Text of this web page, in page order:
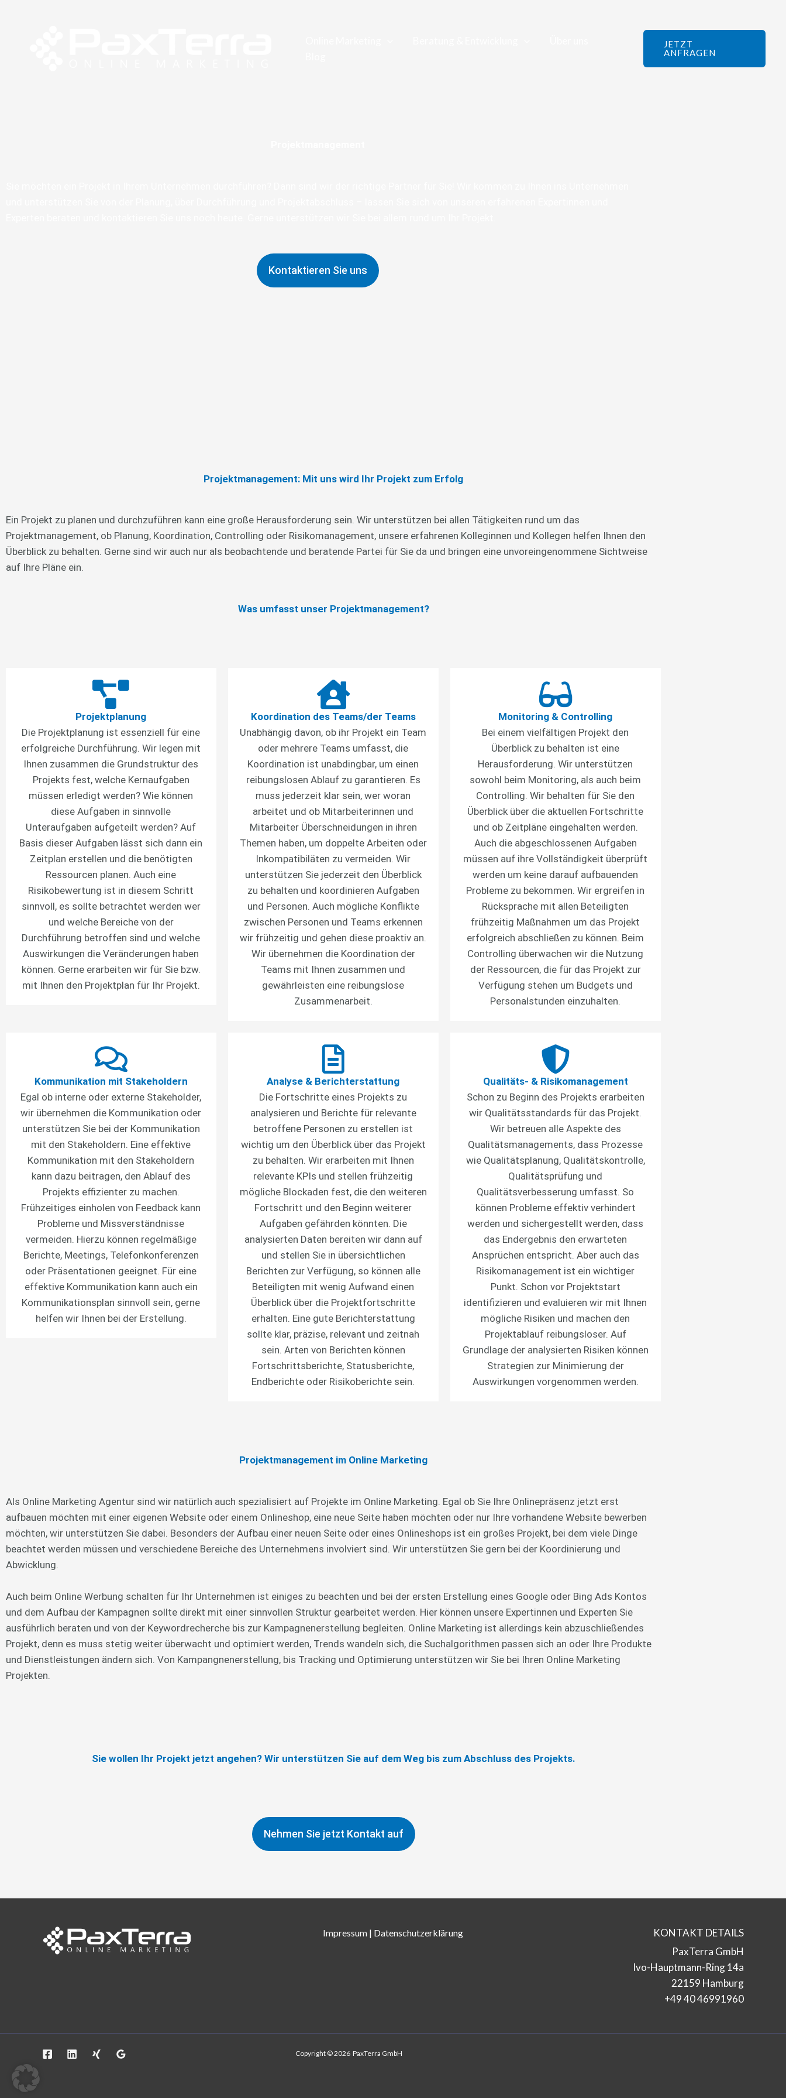
JETZT
ANFRAGEN
Kontaktieren Sie uns
Projektmanagement: Mit uns wird Ihr Projekt zum Erfolg
Ein Projekt zu planen und durchzuführen kann eine große Herausforderung sein. Wir unterstützen bei allen Tätigkeiten rund um das
Projektmanagement, ob Planung, Koordination, Controlling oder Risikomanagement, unsere erfahrenen Kolleginnen und Kollegen helfen Ihnen den
Überblick zu behalten. Gerne sind wir auch nur als beobachtende und beratende Partei für Sie da und bringen eine unvoreingenommene Sichtweise
auf Ihre Pläne ein.
Was umfasst unser Projektmanagement?
Projektplanung
Die Projektplanung ist essenziell für eine
erfolgreiche Durchführung. Wir legen mit
Ihnen zusammen die Grundstruktur des
Projekts fest, welche Kernaufgaben
müssen erledigt werden? Wie können
diese Aufgaben in sinnvolle
Unteraufgaben aufgeteilt werden? Auf
Basis dieser Aufgaben lässt sich dann ein
Zeitplan erstellen und die benötigten
Ressourcen planen. Auch eine
Risikobewertung ist in diesem Schritt
sinnvoll, es sollte betrachtet werden wer
und welche Bereiche von der
Durchführung betroffen sind und welche
Auswirkungen die Veränderungen haben
können. Gerne erarbeiten wir für Sie bzw.
mit Ihnen den Projektplan für Ihr Projekt.
Koordination des Teams/der Teams
Unabhängig davon, ob ihr Projekt ein Team
oder mehrere Teams umfasst, die
Koordination ist unabdingbar, um einen
reibungslosen Ablauf zu garantieren. Es
muss jederzeit klar sein, wer woran
arbeitet und ob Mitarbeiterinnen und
Mitarbeiter Überschneidungen in ihren
Themen haben, um doppelte Arbeiten oder
Inkompatibiläten zu vermeiden. Wir
unterstützen Sie jederzeit den Überblick
zu behalten und koordinieren Aufgaben
und Personen. Auch mögliche Konflikte
zwischen Personen und Teams erkennen
wir frühzeitig und gehen diese proaktiv an.
Wir übernehmen die Koordination der
Teams mit Ihnen zusammen und
gewährleisten eine reibungslose
Zusammenarbeit.
Monitoring & Controlling
Bei einem vielfältigen Projekt den
Überblick zu behalten ist eine
Herausforderung. Wir unterstützen
sowohl beim Monitoring, als auch beim
Controlling. Wir behalten für Sie den
Überblick über die aktuellen Fortschritte
und ob Zeitpläne eingehalten werden.
Auch die abgeschlossenen Aufgaben
müssen auf ihre Vollständigkeit überprüft
werden um keine darauf aufbauenden
Probleme zu bekommen. Wir ergreifen in
Rücksprache mit allen Beteiligten
frühzeitig Maßnahmen um das Projekt
erfolgreich abschließen zu können. Beim
Controlling überwachen wir die Nutzung
der Ressourcen, die für das Projekt zur
Verfügung stehen um Budgets und
Personalstunden einzuhalten.
Kommunikation mit Stakeholdern
Egal ob interne oder externe Stakeholder,
wir übernehmen die Kommunikation oder
unterstützen Sie bei der Kommunikation
mit den Stakeholdern. Eine effektive
Kommunikation mit den Stakeholdern
kann dazu beitragen, den Ablauf des
Projekts effizienter zu machen.
Frühzeitiges einholen von Feedback kann
Probleme und Missverständnisse
vermeiden. Hierzu können regelmäßige
Berichte, Meetings, Telefonkonferenzen
oder Präsentationen geeignet. Für eine
effektive Kommunikation kann auch ein
Kommunikationsplan sinnvoll sein, gerne
helfen wir Ihnen bei der Erstellung.
Analyse & Berichterstattung
Die Fortschritte eines Projekts zu
analysieren und Berichte für relevante
betroffene Personen zu erstellen ist
wichtig um den Überblick über das Projekt
zu behalten. Wir erarbeiten mit Ihnen
relevante KPIs und stellen frühzeitig
mögliche Blockaden fest, die den weiteren
Fortschritt und den Beginn weiterer
Aufgaben gefährden könnten. Die
analysierten Daten bereiten wir dann auf
und stellen Sie in übersichtlichen
Berichten zur Verfügung, so können alle
Beteiligten mit wenig Aufwand einen
Überblick über die Projektfortschritte
erhalten. Eine gute Berichterstattung
sollte klar, präzise, relevant und zeitnah
sein. Arten von Berichten können
Fortschrittsberichte, Statusberichte,
Endberichte oder Risikoberichte sein.
Qualitäts- & Risikomanagement
Schon zu Beginn des Projekts erarbeiten
wir Qualitätsstandards für das Projekt.
Wir betreuen alle Aspekte des
Qualitätsmanagements, dass Prozesse
wie Qualitätsplanung, Qualitätskontrolle,
Qualitätsprüfung und
Qualitätsverbesserung umfasst. So
können Probleme effektiv verhindert
werden und sichergestellt werden, dass
das Endergebnis den erwarteten
Ansprüchen entspricht. Aber auch das
Risikomanagement ist ein wichtiger
Punkt. Schon vor Projektstart
identifizieren und evaluieren wir mit Ihnen
mögliche Risiken und machen den
Projektablauf reibungsloser. Auf
Grundlage der analysierten Risiken können
Strategien zur Minimierung der
Auswirkungen vorgenommen werden.
Projektmanagement im Online Marketing
Als Online Marketing Agentur sind wir natürlich auch spezialisiert auf Projekte im Online Marketing. Egal ob Sie Ihre Onlinepräsenz jetzt erst
aufbauen möchten mit einer eigenen Website oder einem Onlineshop, eine neue Seite haben möchten oder nur Ihre vorhandene Website bewerben
möchten, wir unterstützen Sie dabei. Besonders der Aufbau einer neuen Seite oder eines Onlineshops ist ein großes Projekt, bei dem viele Dinge
beachtet werden müssen und verschiedene Bereiche des Unternehmens involviert sind. Wir unterstützen Sie gern bei der Koordinierung und
Abwicklung.
Auch beim Online Werbung schalten für Ihr Unternehmen ist einiges zu beachten und bei der ersten Erstellung eines Google oder Bing Ads Kontos
und dem Aufbau der Kampagnen sollte direkt mit einer sinnvollen Struktur gearbeitet werden. Hier können unsere Expertinnen und Experten Sie
ausführlich beraten und von der Keywordrecherche bis zur Kampagnenerstellung begleiten. Online Marketing ist allerdings kein abzuschließendes
Projekt, denn es muss stetig weiter überwacht und optimiert werden, Trends wandeln sich, die Suchalgorithmen passen sich an oder Ihre Produkte
und Dienstleistungen ändern sich. Von Kampangnenerstellung, bis Tracking und Optimierung unterstützen wir Sie bei Ihren Online Marketing
Projekten.
Sie wollen Ihr Projekt jetzt angehen? Wir unterstützen Sie auf dem Weg bis zum Abschluss des Projekts.
Nehmen Sie jetzt Kontakt auf
Impressum| Datenschutzerklärung
KONTAKT DETAILS
PaxTerra GmbH
Ivo-Hauptmann-Ring 14a
22159 Hamburg
+49 40 46991960
Copyright © 2026 PaxTerra GmbH